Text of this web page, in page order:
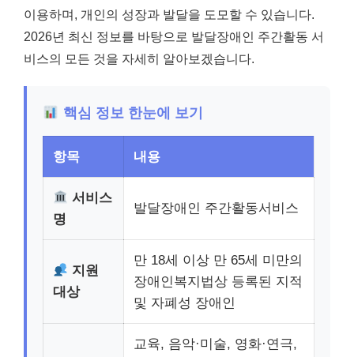
이용하며, 개인의 성장과 발달을 도모할 수 있습니다.
2026년 최신 정보를 바탕으로 발달장애인 주간활동 서
비스의 모든 것을 자세히 알아보겠습니다.
핵심 정보 한눈에 보기
항목 내용
서비스
명
발달장애인 주간활동서비스
지원
대상
만 18세 이상 만 65세 미만의
장애인복지법상 등록된 지적
및 자폐성 장애인
교육, 음악·미술, 영화·연극,